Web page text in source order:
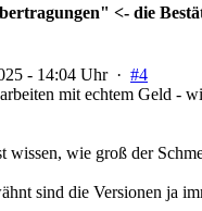
<- die
- 14:04 Uhr · #4
mit echtem Geld -
wissen, wie groß der
sind die Versionen ja